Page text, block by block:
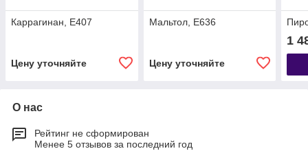
Каррагинан, Е407
Цену уточняйте
Мальтол, Е636
Цену уточняйте
1
О нас
Рейтинг не сформирован
Менее 5 отзывов за последний год